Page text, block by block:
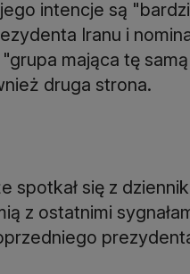
intencje są
Iranu i
mająca tę samą
druga strona.
spotkał się z
z ostatnimi